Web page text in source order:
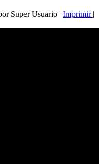
Super Usuario | Imprimir |